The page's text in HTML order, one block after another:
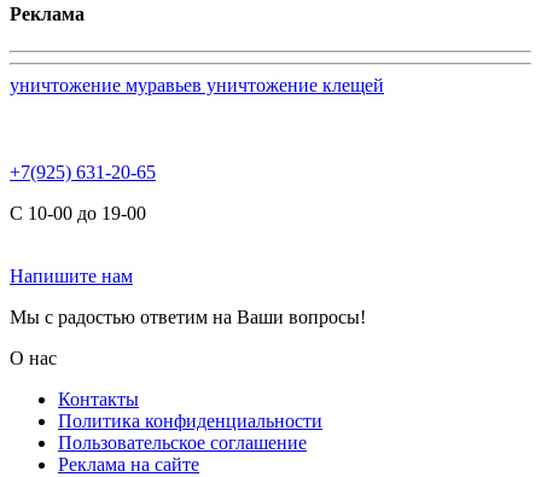
Реклама
уничтожение муравьев уничтожение клещей
+7(925) 631-20-65
С 10-00 до 19-00
Напишите нам
Мы с радостью ответим на Ваши вопросы!
О нас
Контакты
Политика конфиденциальности
Пользовательское соглашение
Реклама на сайте